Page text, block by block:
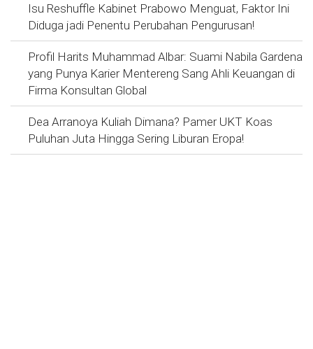
Isu Reshuffle Kabinet Prabowo Menguat, Faktor Ini
Diduga jadi Penentu Perubahan Pengurusan!
Profil Harits Muhammad Albar: Suami Nabila Gardena
yang Punya Karier Mentereng Sang Ahli Keuangan di
Firma Konsultan Global
Dea Arranoya Kuliah Dimana? Pamer UKT Koas
Puluhan Juta Hingga Sering Liburan Eropa!